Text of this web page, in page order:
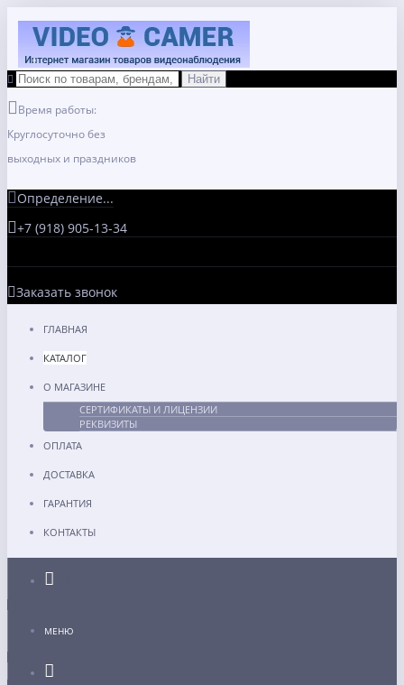
Время работы:
Круглосуточно без
выходных и праздников
Определение...
+7 (918) 905-13-34
Заказать звонок
ГЛАВНАЯ
КАТАЛОГ
О МАГАЗИНЕ
СЕРТИФИКАТЫ И ЛИЦЕНЗИИ
РЕКВИЗИТЫ
ОПЛАТА
ДОСТАВКА
ГАРАНТИЯ
КОНТАКТЫ
МЕНЮ